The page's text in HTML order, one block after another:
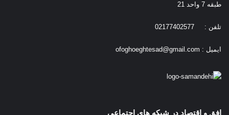
طبقه 7 واحد 21
تلفن : 02177402577
ایمیل : ofoghoeghtesad@gmail.com
افق و اقتصاد در شیکه های اجتماعی